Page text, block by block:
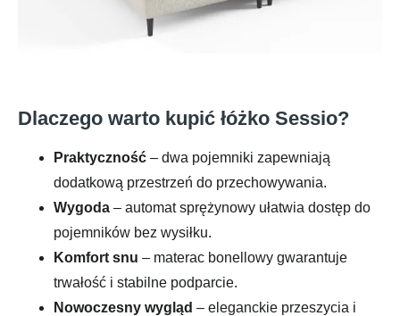
Dlaczego warto kupić łóżko Sessio?
Praktyczność – dwa pojemniki zapewniają
dodatkową przestrzeń do przechowywania.
Wygoda – automat sprężynowy ułatwia dostęp do
pojemników bez wysiłku.
Komfort snu – materac bonellowy gwarantuje
trwałość i stabilne podparcie.
Nowoczesny wygląd – eleganckie przeszycia i